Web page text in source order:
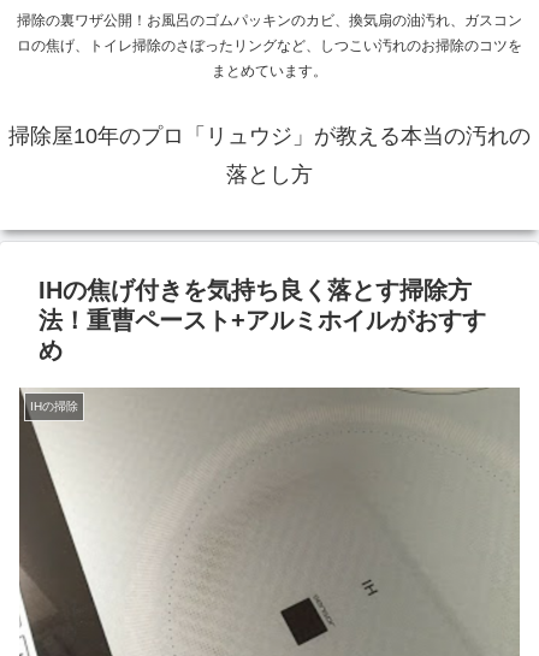
掃除の裏ワザ公開！お風呂のゴムパッキンのカビ、換気扇の油汚れ、ガスコン
ロの焦げ、トイレ掃除のさぼったリングなど、しつこい汚れのお掃除のコツを
まとめています。
掃除屋10年のプロ「リュウジ」が教える本当の汚れの
落とし方
IHの焦げ付きを気持ち良く落とす掃除方
法！重曹ペースト+アルミホイルがおすす
め
IHの掃除